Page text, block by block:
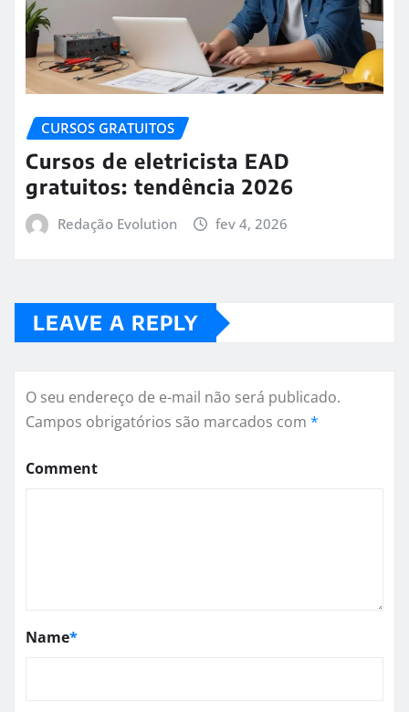
CURSOS GRATUITOS
Cursos de eletricista EAD
gratuitos: tendência 2026
Redação Evolution fev 4, 2026
LEAVE A REPLY
O seu endereço de e-mail não será publicado.
Campos obrigatórios são marcados com *
Comment
Name*